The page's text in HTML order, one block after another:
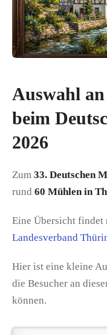
Auswahl
beim
2026
Zum 33. Deutschen
rund 60 Mühlen in
Eine Übersicht findet
Landesverband
Hier ist eine kleine
die Besucher an
können.